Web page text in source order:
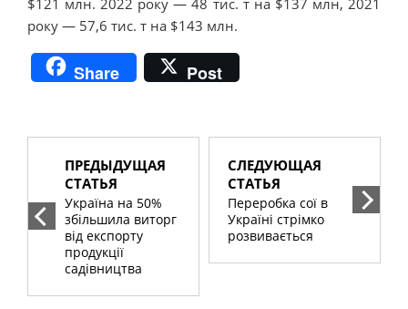
року — 57,6 тис. т на $143 млн.
Share Post
ПРЕДЫДУЩАЯ
СТАТЬЯ
Україна на 50%
збільшила виторг
від експорту
продукції
садівництва
СЛЕДУЮЩАЯ
СТАТЬЯ
Переробка сої в
Україні стрімко
розвивається